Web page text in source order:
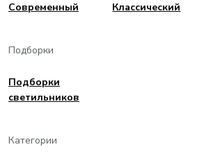
Современный Классический
Подборки
Подборки
светильников
Категории